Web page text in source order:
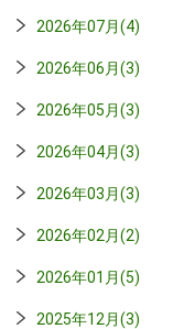
2026年07月(4)
2026年06月(3)
2026年05月(3)
2026年04月(3)
2026年03月(3)
2026年02月(2)
2026年01月(5)
2025年12月(3)